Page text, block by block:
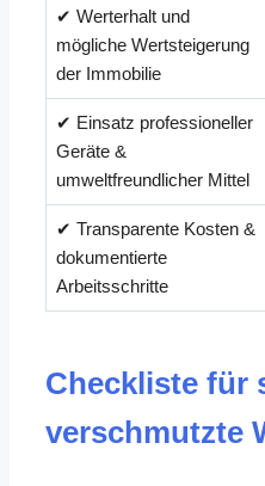
✔ Werterhalt und
mögliche Wertsteigerung
der Immobilie
✔ Einsatz professioneller
Geräte &
umweltfreundlicher Mittel
✔ Transparente Kosten &
dokumentierte
Arbeitsschritte
Checkliste für
verschmutzte